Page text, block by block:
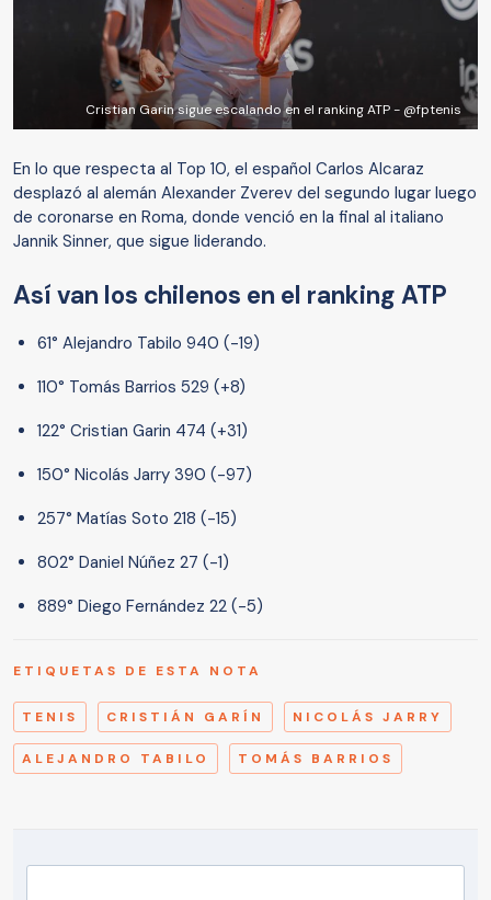
Cristian Garin sigue escalando en el ranking ATP - @fptenis
En lo que respecta al Top 10, el español Carlos Alcaraz
desplazó al alemán Alexander Zverev del segundo lugar luego
de coronarse en Roma, donde venció en la final al italiano
Jannik Sinner, que sigue liderando.
Así van los chilenos en el ranking ATP
61° Alejandro Tabilo 940 (-19)
110° Tomás Barrios 529 (+8)
122° Cristian Garin 474 (+31)
150° Nicolás Jarry 390 (-97)
257° Matías Soto 218 (-15)
802° Daniel Núñez 27 (-1)
889° Diego Fernández 22 (-5)
ETIQUETAS DE ESTA NOTA
TENIS CRISTIÁN GARÍN NICOLÁS JARRY
ALEJANDRO TABILO TOMÁS BARRIOS